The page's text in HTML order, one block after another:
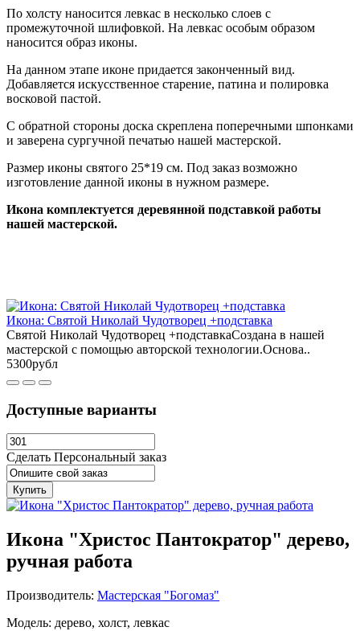
По холсту наносится левкас в несколько слоев с
промежуточной шлифовкой. На левкас особым образом
наносится образ иконы.
На данном этапе иконе придается законченный вид.
Добавляется искусственное старение, патина и полировка
восковой пастой.
С обратной стороны доска скреплена поперечными шпонками
и заверена сургучной печатью нашей мастерской.
Размер иконы святого 25*19 см. Под заказ возможно
изготовление данной иконы в нужном размере.
Икона комплектуется деревянной подставкой работы
нашей мастерской.
Икона: Святой Николай Чудотворец +подставка
Святой Николай Чудотворец +подставкаСоздана в нашей
мастерской с помощью авторской технологии.Основа..
5300рубл
Доступные варианты
Сделать Персональный заказ
Купить
Икона "Христос Пантократор" дерево,
ручная работа
Производитель: Мастерская "Богомаз"
Модель: дерево, холст, левкас